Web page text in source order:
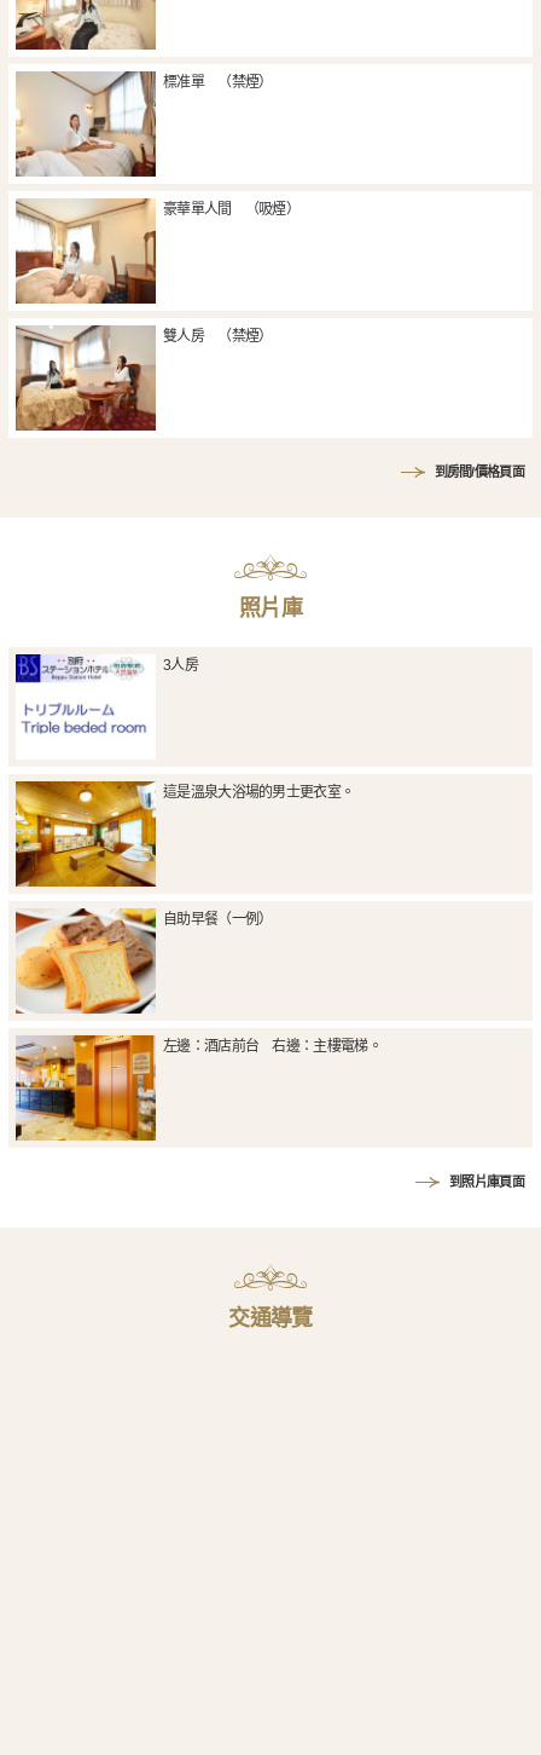
標准單 （禁煙）
豪華單人間 （吸煙）
雙人房 （禁煙）
到房間/價格頁面
照片庫
3人房
這是溫泉大浴場的男士更衣室。
自助早餐（一例）
左邊：酒店前台 右邊：主樓電梯。
到照片庫頁面
交通導覽